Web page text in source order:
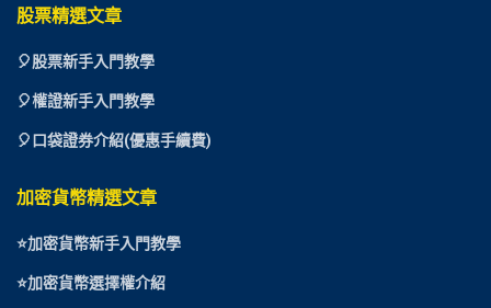
股票精選文章
🎈股票新手入門教學
🎈權證新手入門教學
🎈口袋證券介紹(優惠手續費)
加密貨幣精選文章
⭐加密貨幣新手入門教學
⭐加密貨幣選擇權介紹